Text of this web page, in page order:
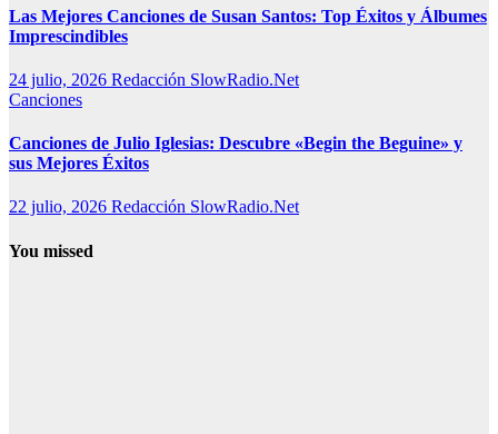
Las Mejores Canciones de Susan Santos: Top Éxitos y Álbumes
Imprescindibles
24 julio, 2026 Redacción SlowRadio.Net
Canciones
Canciones de Julio Iglesias: Descubre «Begin the Beguine» y
sus Mejores Éxitos
22 julio, 2026 Redacción SlowRadio.Net
You missed